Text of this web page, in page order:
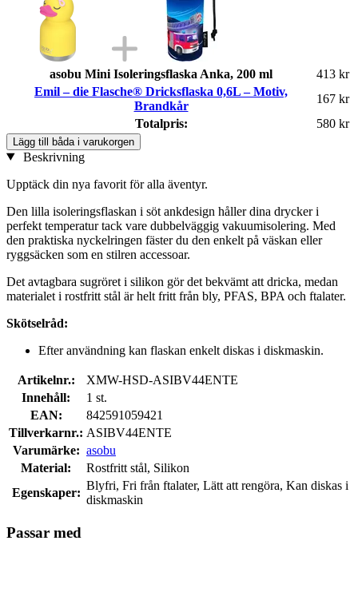
asobu Mini Isoleringsflaska Anka, 200 ml
413 kr
Emil – die Flasche® Dricksflaska 0,6L – Motiv,
Brandkår
167 kr
Totalpris:
580 kr
Lägg till båda i varukorgen
Beskrivning
Upptäck din nya favorit för alla äventyr.
Den lilla isoleringsflaskan i söt ankdesign håller dina drycker i
perfekt temperatur tack vare dubbelväggig vakuumisolering. Med
den praktiska nyckelringen fäster du den enkelt på väskan eller
ryggsäcken som en stilren accessoar.
Det avtagbara sugröret i silikon gör det bekvämt att dricka, medan
materialet i rostfritt stål är helt fritt från bly, PFAS, BPA och ftalater.
Skötselråd:
Efter användning kan flaskan enkelt diskas i diskmaskin.
Artikelnr.:
XMW-HSD-ASIBV44ENTE
Innehåll:
1 st.
EAN:
842591059421
Tillverkarnr.: ASIBV44ENTE
Varumärke: asobu
Material:
Rostfritt stål, Silikon
Egenskaper:
Blyfri, Fri från ftalater, Lätt att rengöra, Kan diskas i
diskmaskin
Passar med